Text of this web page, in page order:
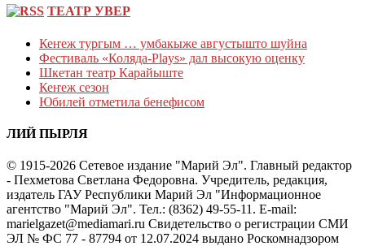
ТЕАТР УВЕР
Кеҥеж тургым … умбакыже августышто шуйна
Фестиваль «Коляда-Plays» дал высокую оценку
Шкетан театр Карайыште
Кеҥеж сезон
Юбилей отметила бенефисом
ЛИЙ ПЫРЛЯ
© 1915-2026 Сетевое издание "Марий Эл". Главный редактор
- Пехметова Светлана Федоровна. Учредитель, редакция,
издатель ГАУ Республики Марий Эл "Информационное
агентство "Марий Эл". Тел.: (8362) 49-55-11. E-mail:
marielgazet@mediamari.ru Свидетельство о регистрации СМИ
ЭЛ № ФС 77 - 87794 от 12.07.2024 выдано Роскомнадзором